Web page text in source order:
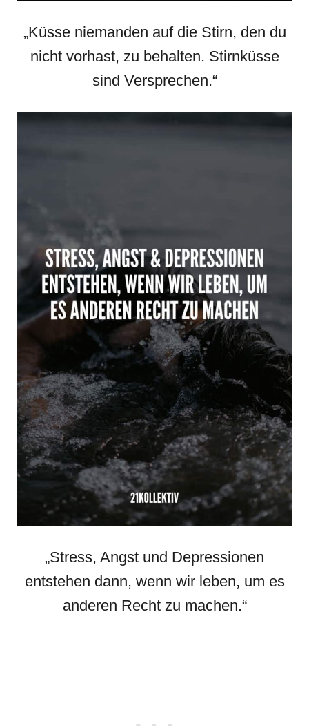
„Küsse niemanden auf die Stirn, den du
nicht vorhast, zu behalten. Stirnküsse
sind Versprechen.“
„Stress, Angst und Depressionen
entstehen dann, wenn wir leben, um es
anderen Recht zu machen.“